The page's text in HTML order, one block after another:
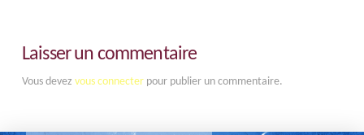
Laisser un commentaire
Vous devez vous connecterpour publier un commentaire.